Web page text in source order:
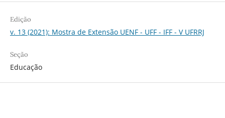
Edição
v. 13 (2021): Mostra de Extensão UENF - UFF - IFF - V UFRRJ
Seção
Educação